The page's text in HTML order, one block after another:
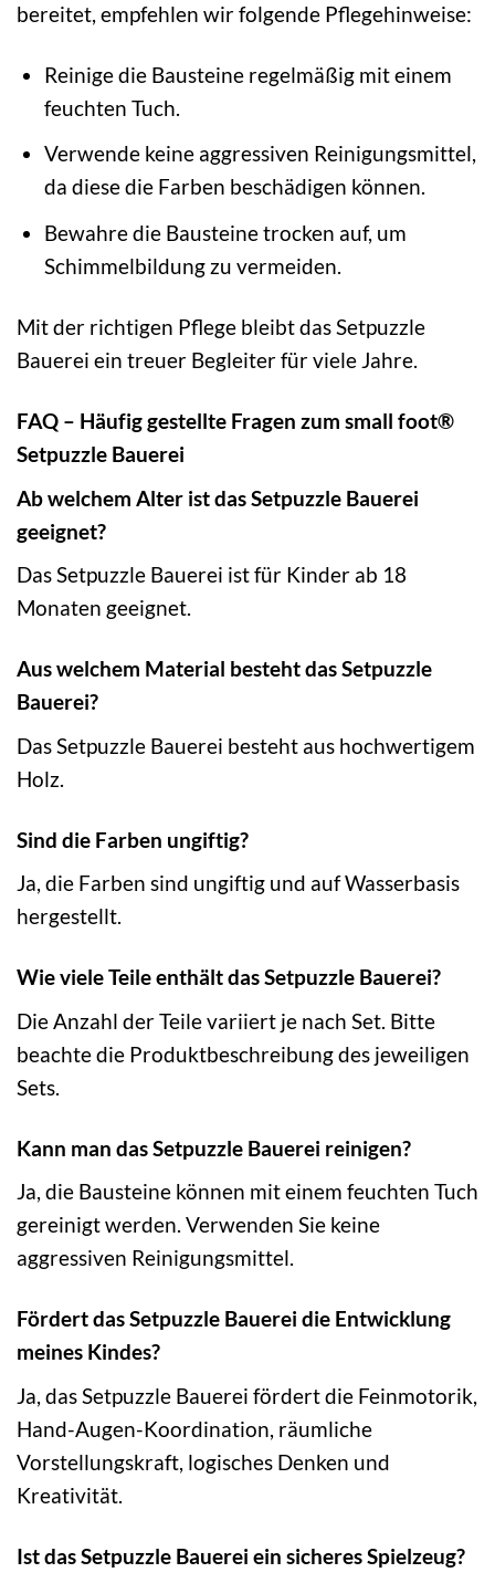
bereitet, empfehlen wir folgende Pflegehinweise:
Reinige die Bausteine regelmäßig mit einem
feuchten Tuch.
Verwende keine aggressiven Reinigungsmittel,
da diese die Farben beschädigen können.
Bewahre die Bausteine trocken auf, um
Schimmelbildung zu vermeiden.
Mit der richtigen Pflege bleibt das Setpuzzle
Bauerei ein treuer Begleiter für viele Jahre.
FAQ – Häufig gestellte Fragen zum small foot®
Setpuzzle Bauerei
Ab welchem Alter ist das Setpuzzle Bauerei
geeignet?
Das Setpuzzle Bauerei ist für Kinder ab 18
Monaten geeignet.
Aus welchem Material besteht das Setpuzzle
Bauerei?
Das Setpuzzle Bauerei besteht aus hochwertigem
Holz.
Sind die Farben ungiftig?
Ja, die Farben sind ungiftig und auf Wasserbasis
hergestellt.
Wie viele Teile enthält das Setpuzzle Bauerei?
Die Anzahl der Teile variiert je nach Set. Bitte
beachte die Produktbeschreibung des jeweiligen
Sets.
Kann man das Setpuzzle Bauerei reinigen?
Ja, die Bausteine können mit einem feuchten Tuch
gereinigt werden. Verwenden Sie keine
aggressiven Reinigungsmittel.
Fördert das Setpuzzle Bauerei die Entwicklung
meines Kindes?
Ja, das Setpuzzle Bauerei fördert die Feinmotorik,
Hand-Augen-Koordination, räumliche
Vorstellungskraft, logisches Denken und
Kreativität.
Ist das Setpuzzle Bauerei ein sicheres Spielzeug?